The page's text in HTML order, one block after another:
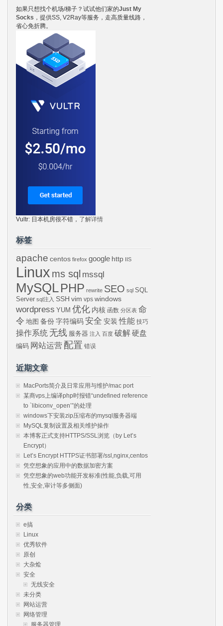
如果只想找个机场/梯子？试试他们家的Just My
Socks ，提供SS, V2Ray等服务，走高质量线路，
省心免折腾。
Vultr: 日本机房很不错， 了解详情
标签
apache centos firefox google http IIS
Linux ms sql mssql
MySQLPHP rewrite SEO sql SQL
Server sql注入 SSH vim vps windows
wordpress YUM 优化 内核 函数 分区表 命
令 地图 备份 字符编码 安全 安装 性能 技巧
操作系统 无线 服务器 注入 百度 破解硬盘
编码 网站运营 配置 错误
近期文章
MacPorts简介及日常应用与维护/mac port
某商vps上编译php时报错“undefined reference
to `libiconv_open’”的处理
windows下安装zip压缩布的mysql服务器端
MySQL复制设置及相关维护操作
本博客正式支持HTTPS/SSL浏览（by Let’s
Encrypt）
Let’s Encrypt HTTPS证书部署/ssl,nginx,centos
凭空想象的应用中的数据加密方案
凭空想象的web功能开发标准(性能,负载,可用
性,安全,审计等多侧面)
分类
e搞
Linux
优秀软件
原创
大杂烩
安全
无线安全
未分类
网站运营
网络管理
服务器管理